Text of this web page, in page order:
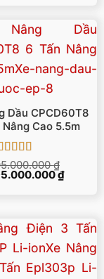
Dầu CPCD60T8
Cao 5.5m
xếp
55 sao
₫
₫Giá
hiện